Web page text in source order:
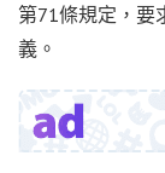
第71條規定，要
義。